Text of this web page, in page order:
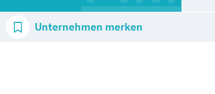
Unternehmen merken